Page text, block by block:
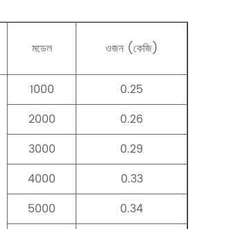
মডেল ওজন (কেজি)
1000
0.25
2000
0.26
3000
0.29
4000
0.33
5000
0.34